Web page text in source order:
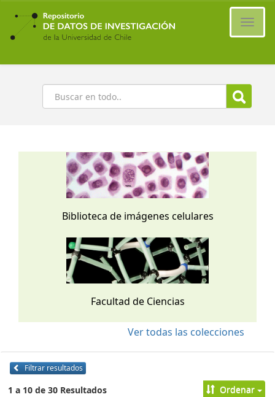
Ir
contenido
principal
Buscar
Biblioteca de imágenes celulares
Facultad de Ciencias
Ver todas las colecciones
Filtrar resultados
1 a 10 de 30 Resultados Ordenar